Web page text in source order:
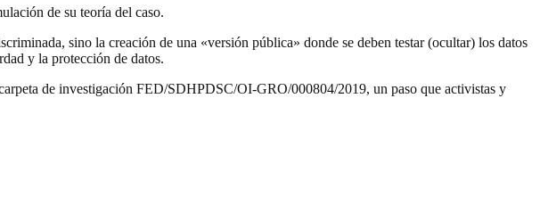
de su teoría del caso.
sino la creación de una «versión pública» donde se deben testar (ocultar) los datos
y la protección de datos.
de investigación FED/SDHPDSC/OI-GRO/000804/2019, un paso que activistas y